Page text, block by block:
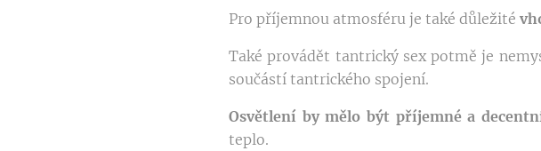
Pro příjemnou atmosféru je také důležité
Také provádět tantrický sex potmě je
součástí tantrického spojení.
Osvětlení by mělo být příjemné a
teplo.